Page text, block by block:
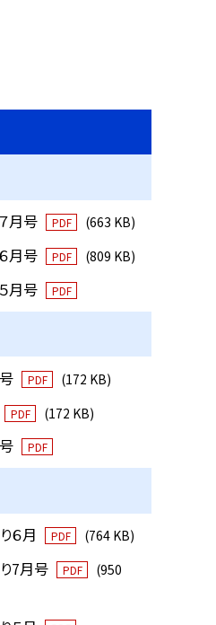
月号 PDF (663 KB)
月号 PDF (809 KB)
月号 PDF
PDF (172 KB)
PDF (172 KB)
PDF
６月 PDF (764 KB)
7月号 PDF
(950